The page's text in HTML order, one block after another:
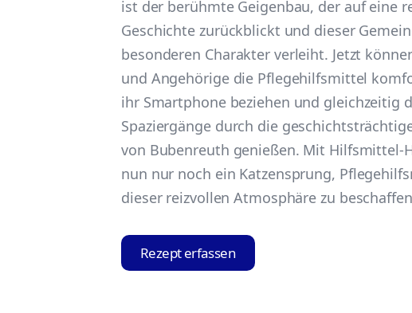
ist der berühmte Geigenbau, der auf eine
Geschichte zurückblickt und dieser
besonderen Charakter verleiht. Jetzt
und Angehörige die Pflegehilfsmittel
ihr Smartphone beziehen und gleichzeitig
Spaziergänge durch die
von Bubenreuth genießen. Mit Hilfsmittel-
nun nur noch ein Katzensprung,
dieser reizvollen Atmosphäre zu
Rezept erfassen